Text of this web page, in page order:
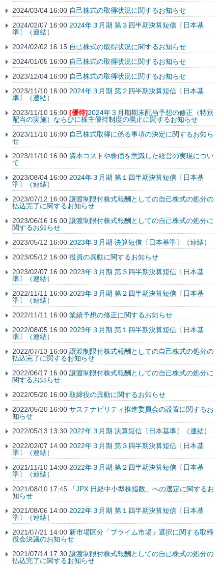
2024/03/04 16:00 自己株式の取得状況に関するお知らせ
2024/02/07 16:00 2024年３月期 第３四半期決算短信〔日本基
準〕（連結）
2024/02/02 16:15 自己株式の取得状況に関するお知らせ
2024/01/05 16:00 自己株式の取得状況に関するお知らせ
2023/12/04 16:00 自己株式の取得状況に関するお知らせ
2023/11/10 16:00 2024年３月期 第２四半期決算短信〔日本基
準〕（連結）
2023/11/10 16:00 [優待]2024年３月期期末配当予想の修正（特別
配当の実施）ならびに株主優待制度の廃止に関するお知らせ
2023/11/10 16:00 自己株式取得に係る事項の決定に関するお知ら
せ
2023/11/10 16:00 資本コストや株価を意識した経営の実現につい
て
2023/08/04 16:00 2024年３月期 第１四半期決算短信〔日本基
準〕（連結）
2023/07/12 16:00 譲渡制限付株式報酬としての自己株式の処分の
払込完了に関するお知らせ
2023/06/16 16:00 譲渡制限付株式報酬としての自己株式の処分に
関するお知らせ
2023/05/12 16:00 2023年３月期 決算短信〔日本基準〕（連結）
2023/05/12 16:00 役員の異動に関するお知らせ
2023/02/07 16:00 2023年３月期 第３四半期決算短信〔日本基
準〕（連結）
2022/11/11 16:00 2023年３月期 第２四半期決算短信〔日本基
準〕（連結）
2022/11/11 16:00 業績予想の修正に関するお知らせ
2022/08/05 16:00 2023年３月期 第１四半期決算短信〔日本基
準〕（連結）
2022/07/13 16:00 譲渡制限付株式報酬としての自己株式の処分の
払込完了に関するお知らせ
2022/06/17 16:00 譲渡制限付株式報酬としての自己株式の処分に
関するお知らせ
2022/05/20 16:00 取締役の異動に関するお知らせ
2022/05/20 16:00 サステナビリティ推進委員会の設置に関するお
知らせ
2022/05/13 13:30 2022年３月期 決算短信〔日本基準〕（連結）
2022/02/07 14:00 2022年３月期 第３四半期決算短信〔日本基
準〕（連結）
2021/11/10 14:00 2022年３月期 第２四半期決算短信〔日本基
準〕（連結）
2021/08/10 17:45
「JPX 日経中小型株指数」への選定に関するお
知らせ
2021/08/06 14:00 2022年３月期 第１四半期決算短信〔日本基
準〕（連結）
2021/07/21 14:00 新市場区分「プライム市場」選択に関する取締
役会決議のお知らせ
2021/07/14 17:30 譲渡制限付株式報酬としての自己株式の処分の
払込完了に関するお知らせ